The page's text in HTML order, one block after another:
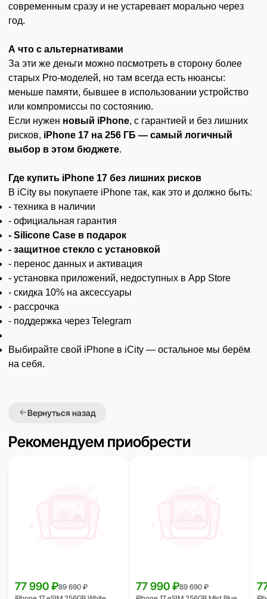
современным сразу и не устаревает морально через
год.
А что с альтернативами
За эти же деньги можно посмотреть в сторону более
старых Pro-моделей, но там всегда есть нюансы:
меньше памяти, бывшее в использовании устройство
или компромиссы по состоянию.
Если нужен новый iPhone, с гарантией и без лишних
рисков, iPhone 17 на 256 ГБ — самый логичный
выбор в этом бюджете.
Где купить iPhone 17 без лишних рисков
В iCity вы покупаете iPhone так, как это и должно быть:
- техника в наличии
- официальная гарантия
- Silicone Case в подарок
- защитное стекло с установкой
- перенос данных и активация
- установка приложений, недоступных в App Store
- скидка 10% на аксессуары
- рассрочка
- поддержка через Telegram
Выбирайте свой iPhone в iCity — остальное мы берём
на себя.
Вернуться назад
Рекомендуем приобрести
77 990 ₽89 690 ₽
77 990 ₽89 690 ₽